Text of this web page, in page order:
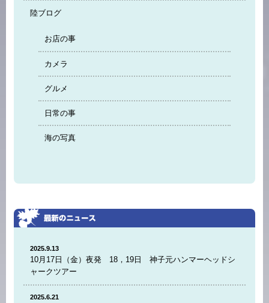
陸ブログ
お店の事
カメラ
グルメ
日常の事
海の写真
2025.9.13
10月17日（金）夜発 18，19日 神子元ハンマーヘッドシ
ャークツアー
2025.6.21